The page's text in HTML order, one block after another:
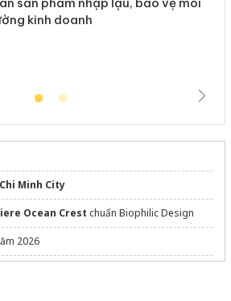
sản phẩm nhập lậu, bảo vệ môi
kinh doanh
Minh City
Ocean Crest chuẩn Biophilic Design
2026